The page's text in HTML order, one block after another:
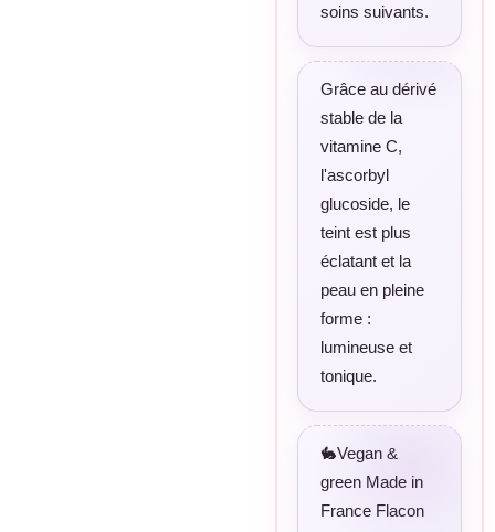
soins suivants.
Grâce au dérivé
stable de la
vitamine C,
l'ascorbyl
glucoside, le
teint est plus
éclatant et la
peau en pleine
forme :
lumineuse et
tonique.
🐇Vegan &
green Made in
France Flacon